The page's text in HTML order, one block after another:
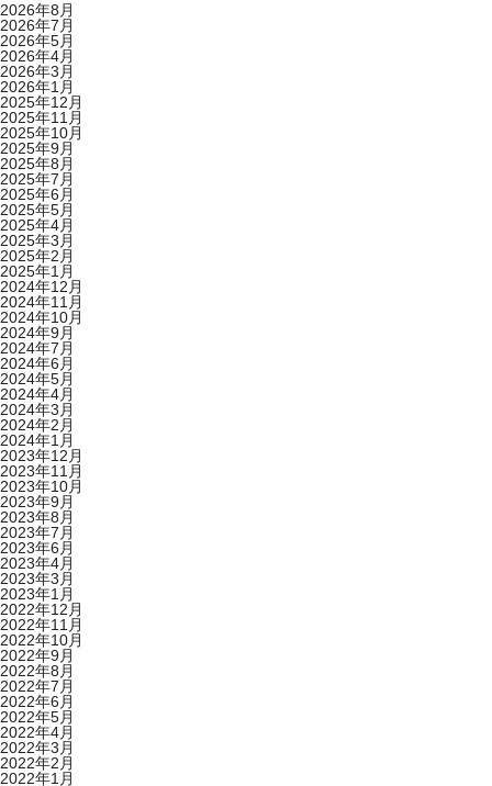
2026年8月
2026年7月
2026年5月
2026年4月
2026年3月
2026年1月
2025年12月
2025年11月
2025年10月
2025年9月
2025年8月
2025年7月
2025年6月
2025年5月
2025年4月
2025年3月
2025年2月
2025年1月
2024年12月
2024年11月
2024年10月
2024年9月
2024年7月
2024年6月
2024年5月
2024年4月
2024年3月
2024年2月
2024年1月
2023年12月
2023年11月
2023年10月
2023年9月
2023年8月
2023年7月
2023年6月
2023年4月
2023年3月
2023年1月
2022年12月
2022年11月
2022年10月
2022年9月
2022年8月
2022年7月
2022年6月
2022年5月
2022年4月
2022年3月
2022年2月
2022年1月